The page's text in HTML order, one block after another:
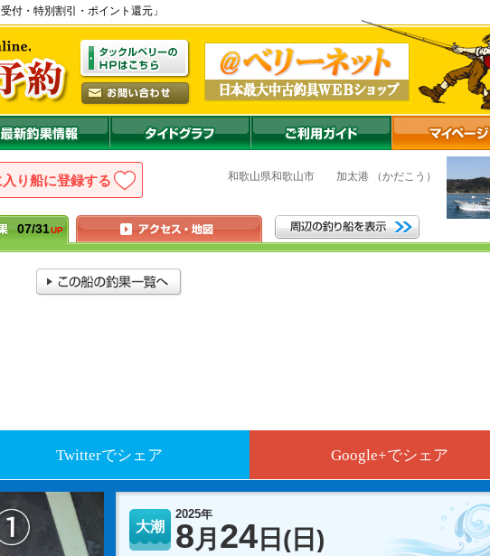
付・特別割引・ポイント還元」
入り船に登録 和歌山県和歌山市 加太港 （かだこう）
07/31UP
Twitterでシェア Google+でシェア
大潮
2025年
8月 24 日 (日)